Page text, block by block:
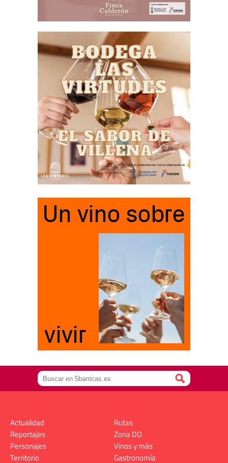
Actualidad
Reportajes
Personajes
Territorio
Rutas
Zona DO
Vinos y más
Gastronomía